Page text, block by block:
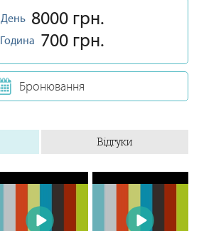
День 8000 грн.
Година 700 грн.
Бронювання
Відгуки